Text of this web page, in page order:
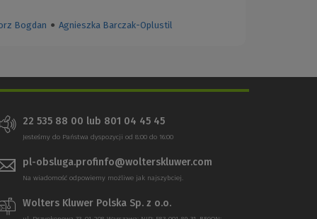
Bogdan ● Agnieszka Barczak-Oplustil
22 535 88 00 lub 801 04 45 45
Jesteśmy do Państwa dyspozycji od 8:00 do 16:00
pl-obsluga.profinfo@wolterskluwer.com
Na wiadomość odpowiemy możliwe jak najszybciej.
Wolters Kluwer Polska Sp. z o.o.